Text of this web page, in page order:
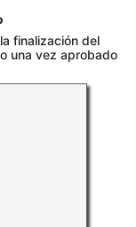
finalización del
una vez aprobado